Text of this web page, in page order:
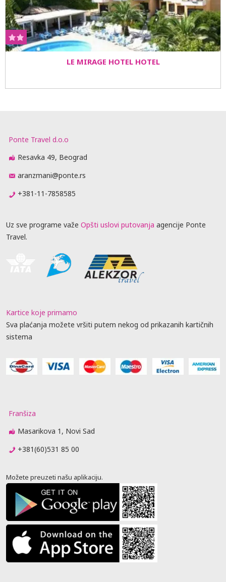
LE MIRAGE HOTEL HOTEL
Ponte Travel d.o.o
Resavka 49, Beograd
aranzmani@ponte.rs
+381-11-7858585
Uz sve programe važe Opšti uslovi putovanja agencije Ponte
Travel.
Kartice koje primamo
Sva plaćanja možete vršiti putem nekog od prikazanih kartičnih
sistema
Franšiza
Masarikova 1, Novi Sad
+381(60)531 85 00
Možete preuzeti našu aplikaciju.